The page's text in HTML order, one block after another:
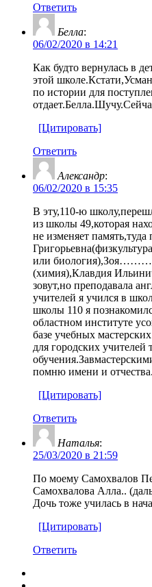
Ответить
Белла:
06/02/2020 в 14:21
Как будто вернулась в
этой
по истории для
[Цитировать]
Ответить
Александр:
06/02/2020 в 15:35
В эту,110-ю
из школы 49,которая
не изменяет
или
(химия),Клавдия
зовут,но преподавала
учителей я учился в
школы 110 я
областном институте
базе учебных
для городских учителей
помню имени и
[Цитировать]
Ответить
Наталья:
25/03/2020 в 21:59
По моему Самохвалов
Самохвалова Алла..
Дочь тоже училась в
[Цитировать]
Ответить